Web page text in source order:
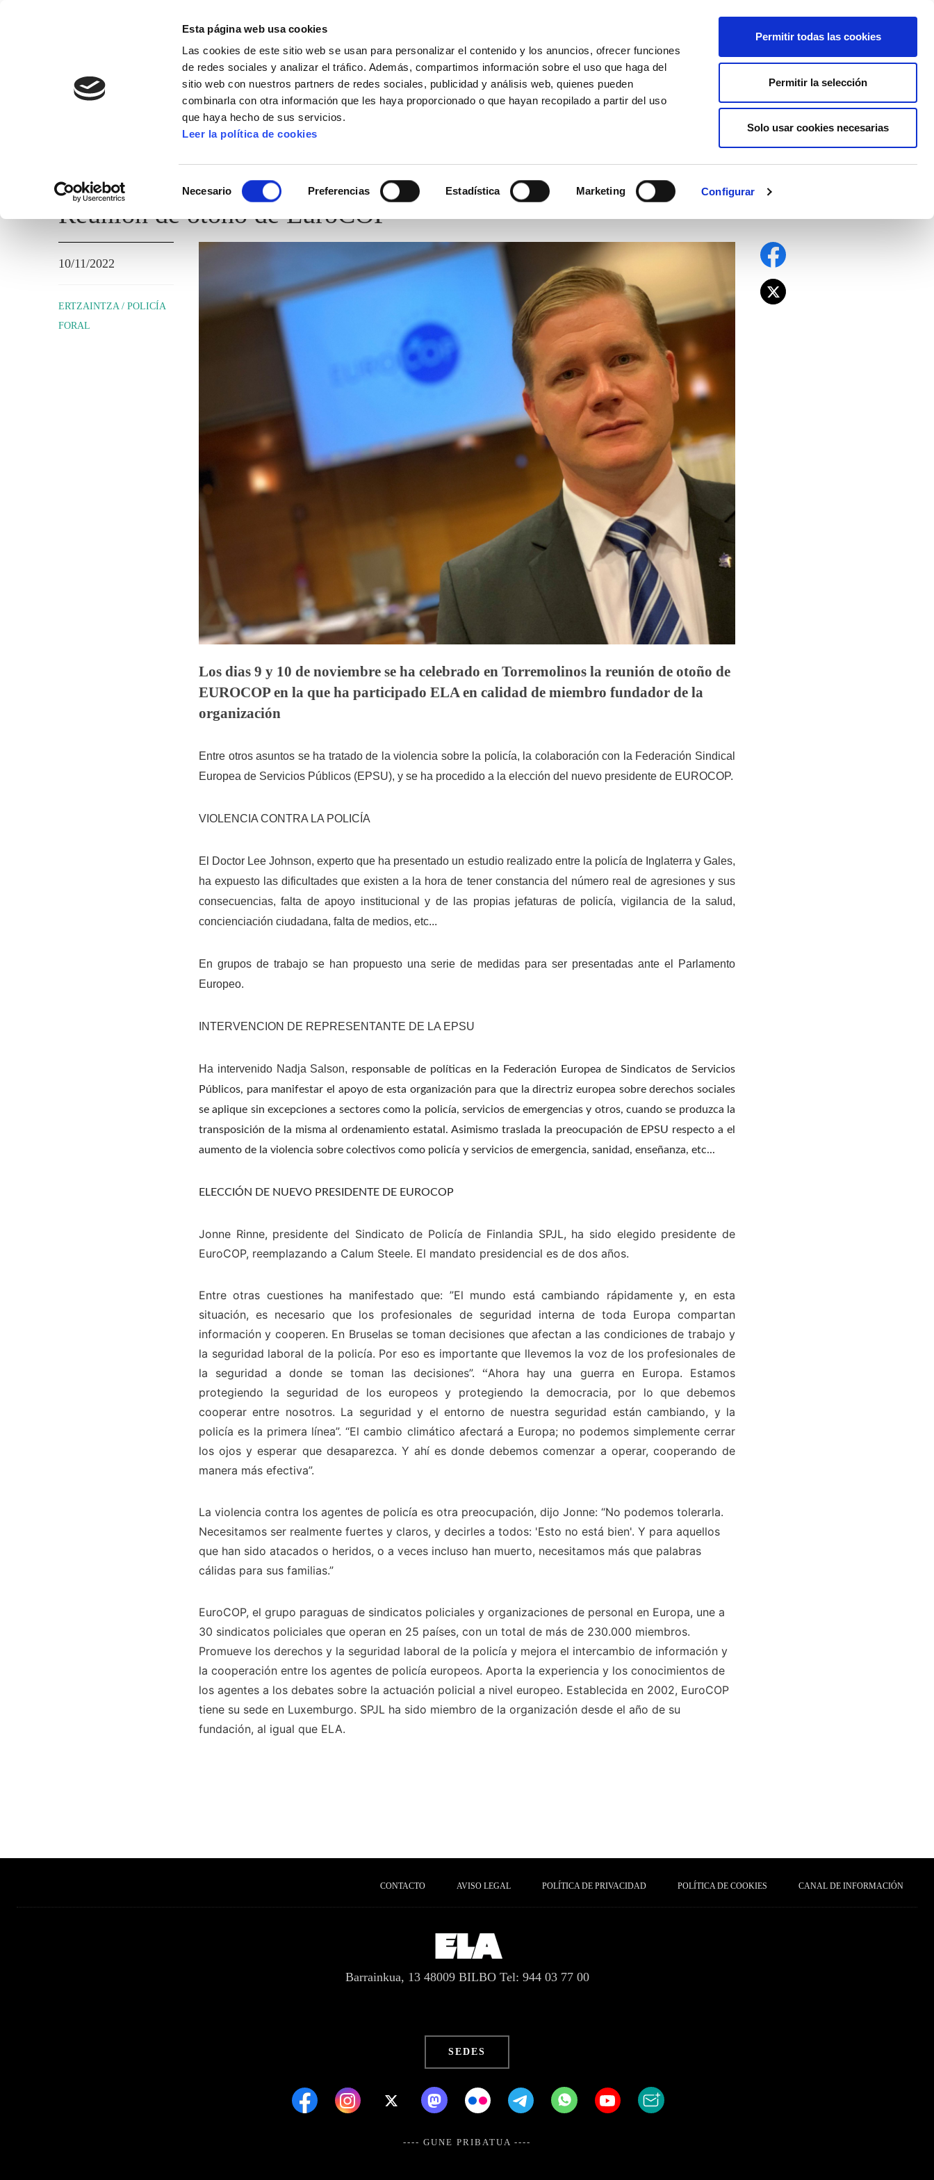
Esta página web usa cookies
Las cookies de este sitio web se usan para personalizar el contenido y los anuncios, ofrecer funciones
de redes sociales y analizar el tráfico. Además, compartimos información sobre el uso que haga del
sitio web con nuestros partners de redes sociales, publicidad y análisis web, quienes pueden
combinarla con otra información que les haya proporcionado o que hayan recopilado a partir del uso
que haya hecho de sus servicios.
Leer la política de cookies
Necesario Preferencias Estadística Marketing Configurar
Permitir todas las cookies
Permitir la selección
Solo usar cookies necesarias
AFÍLIATE
ERTZAINTZA / POLICÍA FORAL
Reunión de otoño de EuroCOP
10/11/2022
ERTZAINTZA / POLICÍA
FORAL
Los dias 9 y 10 de noviembre se ha celebrado en Torremolinos la reunión de otoño de
EUROCOP en la que ha participado ELA en calidad de miembro fundador de la
organización
Entre otros asuntos se ha tratado de la violencia sobre la policía, la colaboración con la Federación Sindical
Europea de Servicios Públicos (EPSU), y se ha procedido a la elección del nuevo presidente de EUROCOP.
VIOLENCIA CONTRA LA POLICÍA
El Doctor Lee Johnson, experto que ha presentado un estudio realizado entre la policía de Inglaterra y Gales,
ha expuesto las dificultades que existen a la hora de tener constancia del número real de agresiones y sus
consecuencias, falta de apoyo institucional y de las propias jefaturas de policía, vigilancia de la salud,
concienciación ciudadana, falta de medios, etc...
En grupos de trabajo se han propuesto una serie de medidas para ser presentadas ante el Parlamento
Europeo.
INTERVENCION DE REPRESENTANTE DE LA EPSU
Ha intervenido Nadja Salson, responsable de políticas en la Federación Europea de Sindicatos de Servicios
Públicos, para manifestar el apoyo de esta organización para que la directriz europea sobre derechos sociales
se aplique sin excepciones a sectores como la policía, servicios de emergencias y otros, cuando se produzca la
transposición de la misma al ordenamiento estatal. Asimismo traslada la preocupación de EPSU respecto a el
aumento de la violencia sobre colectivos como policía y servicios de emergencia, sanidad, enseñanza, etc...
ELECCIÓN DE NUEVO PRESIDENTE DE EUROCOP
Jonne Rinne, presidente del Sindicato de Policía de Finlandia SPJL, ha sido elegido presidente de
EuroCOP, reemplazando a Calum Steele. El mandato presidencial es de dos años.
Entre otras cuestiones ha manifestado que: ”El mundo está cambiando rápidamente y, en esta
situación, es necesario que los profesionales de seguridad interna de toda Europa compartan
información y cooperen. En Bruselas se toman decisiones que afectan a las condiciones de trabajo y
la seguridad laboral de la policía. Por eso es importante que llevemos la voz de los profesionales de
la seguridad a donde se toman las decisiones”. “Ahora hay una guerra en Europa. Estamos
protegiendo la seguridad de los europeos y protegiendo la democracia, por lo que debemos
cooperar entre nosotros. La seguridad y el entorno de nuestra seguridad están cambiando, y la
policía es la primera línea”. “El cambio climático afectará a Europa; no podemos simplemente cerrar
los ojos y esperar que desaparezca. Y ahí es donde debemos comenzar a operar, cooperando de
manera más efectiva”.
La violencia contra los agentes de policía es otra preocupación, dijo Jonne: “No podemos tolerarla.
Necesitamos ser realmente fuertes y claros, y decirles a todos: 'Esto no está bien'. Y para aquellos
que han sido atacados o heridos, o a veces incluso han muerto, necesitamos más que palabras
cálidas para sus familias.”
EuroCOP, el grupo paraguas de sindicatos policiales y organizaciones de personal en Europa, une a
30 sindicatos policiales que operan en 25 países, con un total de más de 230.000 miembros.
Promueve los derechos y la seguridad laboral de la policía y mejora el intercambio de información y
la cooperación entre los agentes de policía europeos. Aporta la experiencia y los conocimientos de
los agentes a los debates sobre la actuación policial a nivel europeo. Establecida en 2002, EuroCOP
tiene su sede en Luxemburgo. SPJL ha sido miembro de la organización desde el año de su
fundación, al igual que ELA.
CONTACTO AVISO LEGAL POLÍTICA DE PRIVACIDAD POLÍTICA DE COOKIES CANAL DE INFORMACIÓN
Barrainkua, 13 48009 BILBO Tel: 944 03 77 00
SEDES
---- GUNE PRIBATUA ----